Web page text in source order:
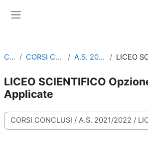
Corsi CORSI CONCLUSI A.S. 2021/2022
LICEO SCIENTIFICO
Applicate
Categorie di corso